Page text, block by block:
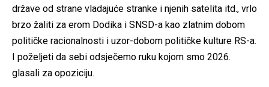
države od strane vladajuće stranke i njenih satelita itd., vrlo
brzo žaliti za erom Dodika i SNSD-a kao zlatnim dobom
političke racionalnosti i uzor-dobom političke kulture RS-a.
I poželjeti da sebi odsječemo ruku kojom smo 2026.
glasali za opoziciju.